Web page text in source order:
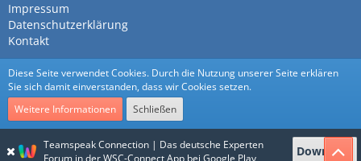
Impressum
Datenschutzerklärung
Kontakt
Community-Software:WoltLab Suite™
Stil:Nexusvoncls-design
Teamspeak Connection | Das deutsche Experten
Forum in der WSC-Connect App bei Google Play
Download
Diese Seite verwendet Cookies. Durch die Nutzung unserer Seite erklären
Sie sich damit einverstanden, dass wir Cookies setzen.
Weitere Informationen
Schließen